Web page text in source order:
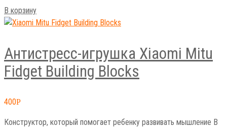
В корзину
Антистресс-игрушка Xiaomi Mitu
Fidget Building Blocks
400Р
Конструктор, который помогает ребенку развивать мышление В